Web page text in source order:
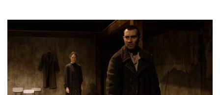
Guerre de Lars Noren dans la mise en scène de Christian
Benedetti, un théâtre brut, sans esbroufe, au plus près de la
vérité d’un grand texte - Critique sortie Théâtre Alfortville
Théâtre studio Alfortville